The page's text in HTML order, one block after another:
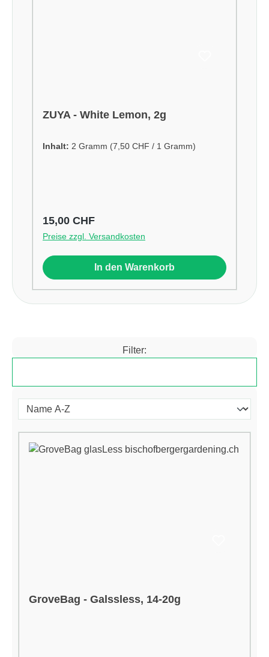
ZUYA - White Lemon, 2g
Inhalt: 2 Gramm (7,50 CHF / 1 Gramm)
Regulärer Preis:
15,00 CHF
Preise zzgl. Versandkosten
In den Warenkorb
Filter:
GroveBag - Galssless, 14-20g